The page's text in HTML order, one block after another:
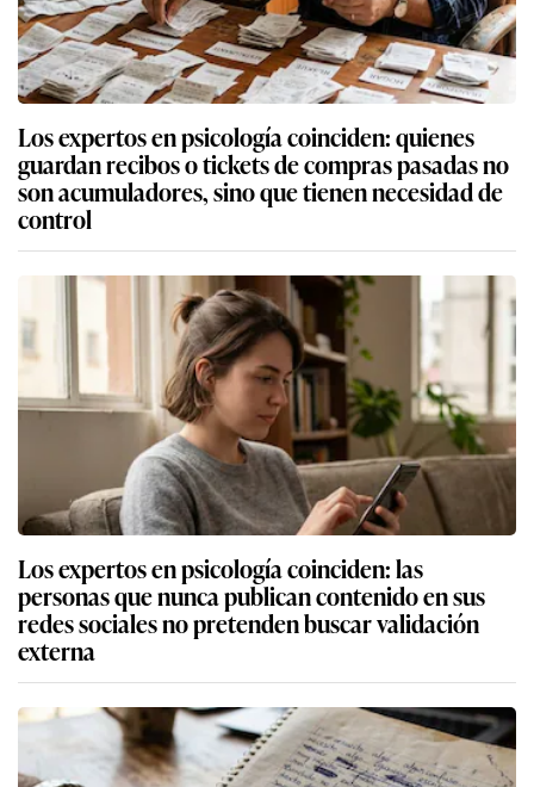
Los expertos en psicología coinciden: quienes
guardan recibos o tickets de compras pasadas no
son acumuladores, sino que tienen necesidad de
control
Los expertos en psicología coinciden: las
personas que nunca publican contenido en sus
redes sociales no pretenden buscar validación
externa